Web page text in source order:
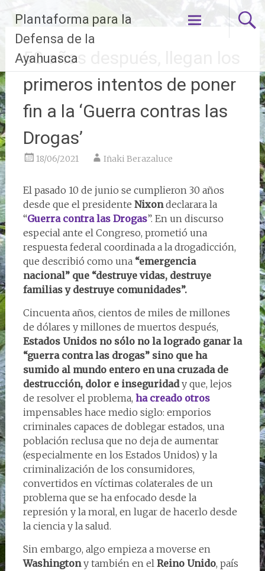
contenido
Plantaforma para la
Defensa de la
Ayahuasca
50 años después, llegan los
primeros intentos de poner
fin a la ‘Guerra contras las
Drogas’
18/06/2021 Iñaki Berazaluce
El pasado 10 de junio se cumplieron 30 años
desde que el presidente Nixondeclarara la
“Guerra contra las Drogas”. En un discurso
especial ante el Congreso, prometió una
respuesta federal coordinada a la drogadicción,
que describió como una “emergencia
nacional” que “destruye vidas, destruye
familias y destruye comunidades”.
Cincuenta años, cientos de miles de millones
de dólares y millones de muertos después,
Estados Unidos no sólo no la logrado ganar la
“guerra contra las drogas” sino que ha
sumido al mundo entero en una cruzada de
destrucción, dolor e inseguridady que, lejos
de resolver el problema, ha creado otros
impensables hace medio siglo: emporios
criminales capaces de doblegar estados, una
población reclusa que no deja de aumentar
(especialmente en los Estados Unidos) y la
criminalización de los consumidores,
convertidos en víctimas colaterales de un
problema que se ha enfocado desde la
represión y la moral, en lugar de hacerlo desde
la ciencia y la salud.
Sin embargo, algo empieza a moverse en
Washingtony también en el Reino Unido, país